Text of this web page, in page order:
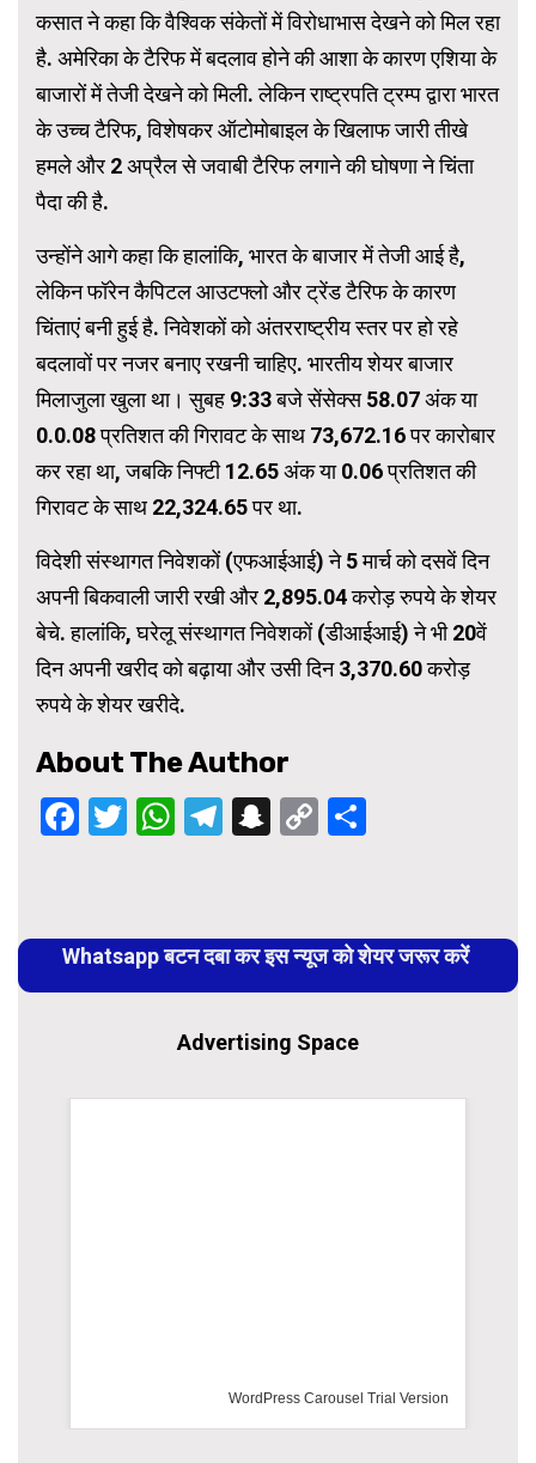
कसात ने कहा कि वैश्विक संकेतों में विरोधाभास देखने को मिल रहा
है. अमेरिका के टैरिफ में बदलाव होने की आशा के कारण एशिया के
बाजारों में तेजी देखने को मिली. लेकिन राष्ट्रपति ट्रम्प द्वारा भारत
के उच्च टैरिफ, विशेषकर ऑटोमोबाइल के खिलाफ जारी तीखे
हमले और 2 अप्रैल से जवाबी टैरिफ लगाने की घोषणा ने चिंता
पैदा की है.
उन्होंने आगे कहा कि हालांकि, भारत के बाजार में तेजी आई है,
लेकिन फॉरेन कैपिटल आउटफ्लो और ट्रेंड टैरिफ के कारण
चिंताएं बनी हुई है. निवेशकों को अंतरराष्ट्रीय स्तर पर हो रहे
बदलावों पर नजर बनाए रखनी चाहिए. भारतीय शेयर बाजार
मिलाजुला खुला था। सुबह 9:33 बजे सेंसेक्स 58.07 अंक या
0.0.08 प्रतिशत की गिरावट के साथ 73,672.16 पर कारोबार
कर रहा था, जबकि निफ्टी 12.65 अंक या 0.06 प्रतिशत की
गिरावट के साथ 22,324.65 पर था.
विदेशी संस्थागत निवेशकों (एफआईआई) ने 5 मार्च को दसवें दिन
अपनी बिकवाली जारी रखी और 2,895.04 करोड़ रुपये के शेयर
बेचे. हालांकि, घरेलू संस्थागत निवेशकों (डीआईआई) ने भी 20वें
दिन अपनी खरीद को बढ़ाया और उसी दिन 3,370.60 करोड़
रुपये के शेयर खरीदे.
About The Author
Facebook
Twitter
WhatsApp
Telegram
Snapchat
Copy
Reading
Whatsapp बटन दबा कर इस न्यूज को शेयर जरूर करें
Advertising Space
WordPress Carousel Trial Version